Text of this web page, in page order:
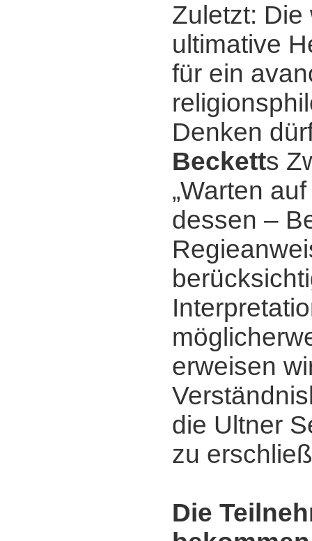
Zuletzt: Die
ultimative
für ein
Denken
Becketts
„Warten
dessen ‒
erweisen
die Ultner
zu
Die